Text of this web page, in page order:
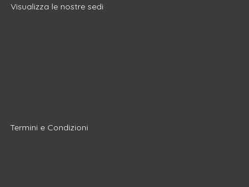
Visualizza le nostre sedi
Termini e Condizioni